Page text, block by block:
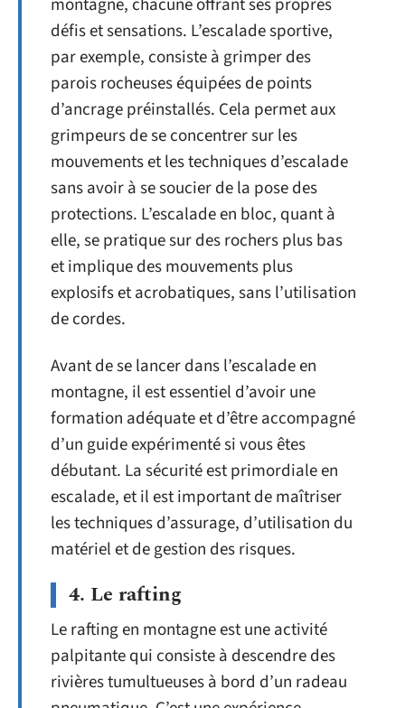
montagne, chacune offrant ses propres
défis et sensations. L’escalade sportive,
par exemple, consiste à grimper des
parois rocheuses équipées de points
d’ancrage préinstallés. Cela permet aux
grimpeurs de se concentrer sur les
mouvements et les techniques d’escalade
sans avoir à se soucier de la pose des
protections. L’escalade en bloc, quant à
elle, se pratique sur des rochers plus bas
et implique des mouvements plus
explosifs et acrobatiques, sans l’utilisation
de cordes.
Avant de se lancer dans l’escalade en
montagne, il est essentiel d’avoir une
formation adéquate et d’être accompagné
d’un guide expérimenté si vous êtes
débutant. La sécurité est primordiale en
escalade, et il est important de maîtriser
les techniques d’assurage, d’utilisation du
matériel et de gestion des risques.
4. Le rafting
Le rafting en montagne est une activité
palpitante qui consiste à descendre des
rivières tumultueuses à bord d’un radeau